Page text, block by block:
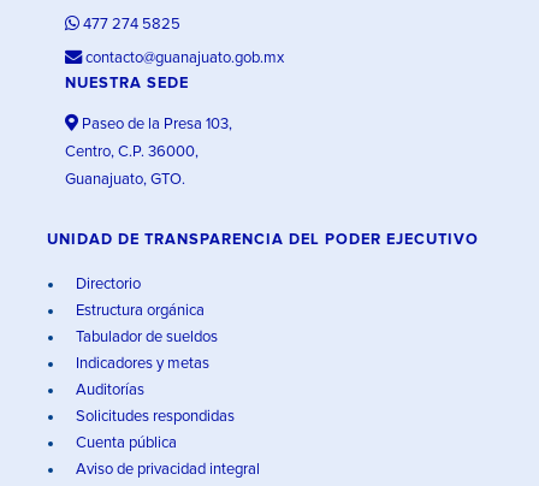
477 274 5825
contacto@guanajuato.gob.mx
NUESTRA SEDE
Paseo de la Presa 103,
Centro, C.P. 36000,
Guanajuato, GTO.
UNIDAD DE TRANSPARENCIA DEL PODER EJECUTIVO
Directorio
Estructura orgánica
Tabulador de sueldos
Indicadores y metas
Auditorías
Solicitudes respondidas
Cuenta pública
Aviso de privacidad integral